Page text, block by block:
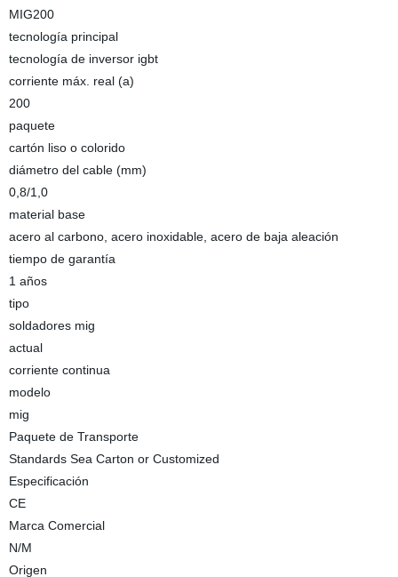
MIG200
tecnología principal
tecnología de inversor igbt
corriente máx. real (a)
200
paquete
cartón liso o colorido
diámetro del cable (mm)
0,8/1,0
material base
acero al carbono, acero inoxidable, acero de baja aleación
tiempo de garantía
1 años
tipo
soldadores mig
actual
corriente continua
modelo
mig
Paquete de Transporte
Standards Sea Carton or Customized
Especificación
CE
Marca Comercial
N/M
Origen